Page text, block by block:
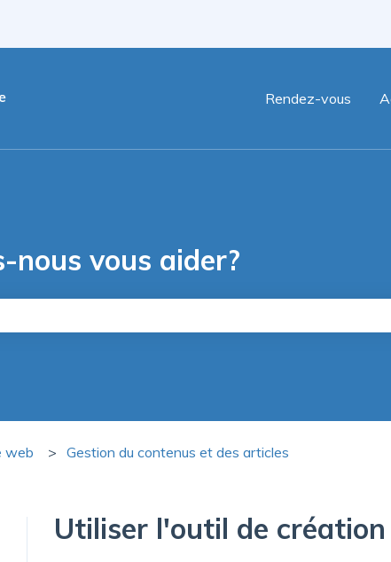
pour les traductions
Rendez-vous
nous vous aider?
web Gestion du contenus et des articles
Utiliser l'outil de